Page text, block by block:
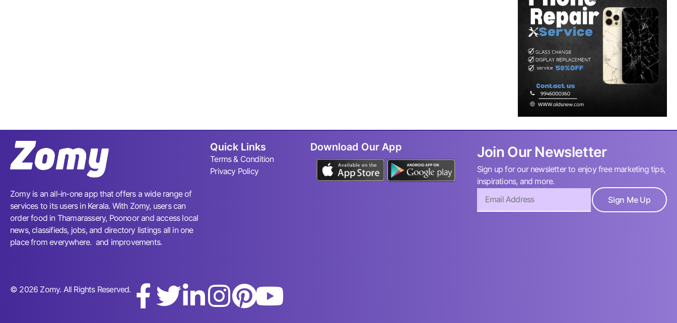
Zomy is an all-in-one app that offers a wide range of
services to its users in Kerala. With Zomy, users can
order food in Thamarassery, Poonoor and access local
news, classifieds, jobs, and directory listings all in one
place from everywhere. and improvements.
Quick Links
Terms & Condition
Privacy Policy
Download Our App Join Our Newsletter
Sign up for our newsletter to enjoy free marketing tips,
inspirations, and more.
Sign Me Up
© 2026 Zomy. All Rights Reserved.